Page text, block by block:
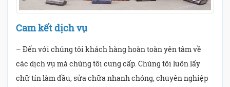
Cam kết dịch vụ
– Đến với chúng tôi khách hàng hoàn toàn yên tâm về
các dịch vụ mà chúng tôi cung cấp. Chúng tôi luôn lấy
chữ tín làm đầu, sửa chữa nhanh chóng, chuyên nghiệp